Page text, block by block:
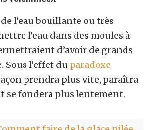
l’eau bouillante ou très
l’eau dans des moules à
d’avoir de grands
Sous l’effet du paradoxe
prendra plus vite, paraîtra
se fondera plus lentement.